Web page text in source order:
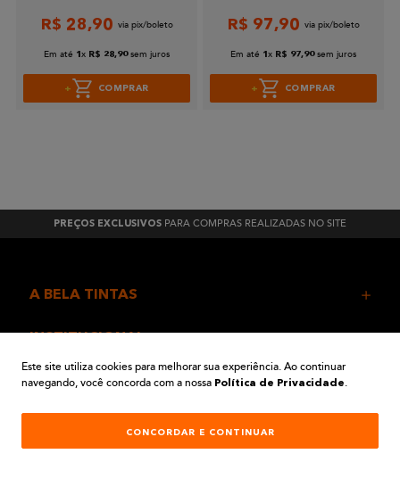
R$ 28,90
Em até 1 x R$ 28,90 sem juros
COMPRAR
R$ 97,90
Em até 1 x R$ 97,90 sem juros
COMPRAR
PREÇOS EXCLUSIVOS PARA COMPRAS REALIZADAS NO SITE
A BELA TINTAS
AJUDA E SUPORTE
ATENDIMENTO
Este site utiliza cookies para melhorar sua experiência. Ao continuar
navegando, você concorda com a nossa Política de Privacidade.
CONCORDAR E CONTINUAR